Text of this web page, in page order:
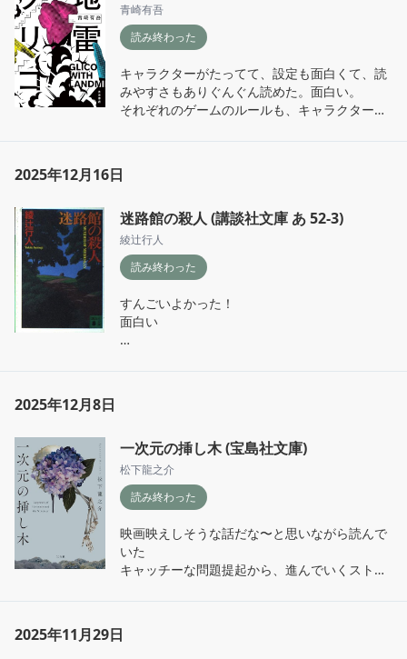
次は時計館だ〜！映像化見る前に読みたい！
青崎有吾
読み終わった
キャラクターがたってて、設定も面白くて、読
みやすさもありぐんぐん読めた。面白い。
それぞれのゲームのルールも、キャラクターた
ずっとワクワクする本だった
生だったけど、読みやすい文章だなあと感じ
る。好きだな。
2025年12月16日
迷路館の殺人 (講談社文庫 あ 52-3)
綾辻行人
読み終わった
すんごいよかった！
面白い
やっぱりね〜という気持ちだったのに、最後の
回収はすごく気持ちよくて、一気に印象が変わ
ってしまった。
2025年12月8日
一次元の挿し木 (宝島社文庫)
松下龍之介
読み終わった
映画映えしそうな話だな〜と思いながら読んで
いた
キャッチーな問題提起から、進んでいくストー
漫画のような感覚で読めた
2025年11月29日